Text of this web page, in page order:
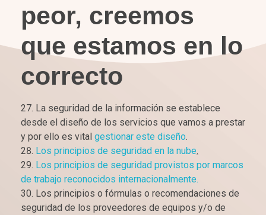
peor, creemos
que estamos en lo
correcto
La seguridad de la información se establece
desde el diseño de los servicios que vamos a prestar
y por ello es vital gestionar este diseño.
Los principios de seguridad en la nube.
Los principios de seguridad provistos por marcos
de trabajo reconocidos internacionalmente.
Los principios o fórmulas o recomendaciones de
seguridad de los proveedores de equipos y/o de